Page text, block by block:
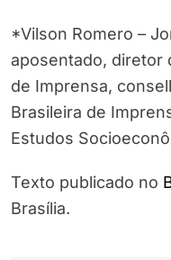
*Vilson Romero –
aposentado, diretor
de Imprensa,
Brasileira de
Estudos
Texto publicado no
Brasília.